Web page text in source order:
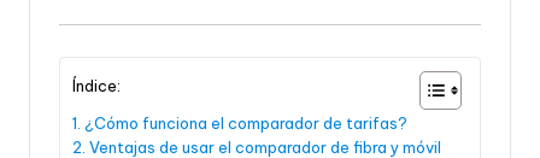
Índice:
¿Cómo funciona el comparador de tarifas?
Ventajas de usar el comparador de fibra y móvil